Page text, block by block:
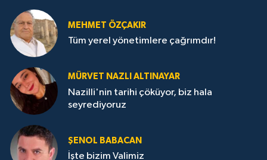
MEHMET ÖZÇAKIR
Tüm yerel yönetimlere çağrımdır!
MÜRVET NAZLI ALTINAYAR
Nazilli'nin tarihi çöküyor, biz hala
seyrediyoruz
ŞENOL BABACAN
İşte bizim Valimiz